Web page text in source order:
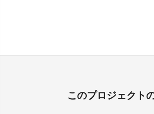
このプロジェクト